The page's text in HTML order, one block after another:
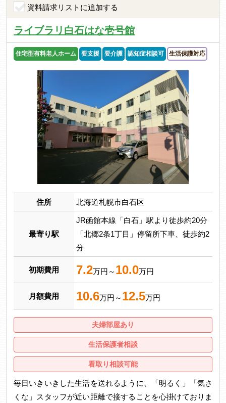
資料請求リストに追加する
ライブラリ白石はな壱号館
住宅型有料老人ホーム 要支援 要介護 認知症相談可 生活保護対応
住所 北海道札幌市白石区
最寄り駅
JR函館本線「白石」駅より徒歩約20分
「北郷2条1丁目」停留所下車、徒歩約2
分
初期費用 7.2万円～ 10.0万円
月額費用 10.6万円～ 12.5万円
夫婦部屋あり
生活保護者相談
看取り相談可能
毎日いきいきした生活を送れるように、「明るく」「気さ
くな」スタッフが近い距離で接することを心掛けておりま